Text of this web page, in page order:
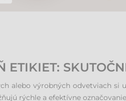
ETIKIET:
alebo výrobných odvetviach
rýchle a efektívne